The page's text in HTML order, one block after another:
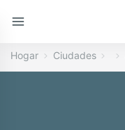
Hogar Ciudades